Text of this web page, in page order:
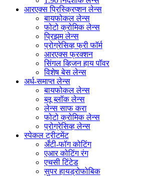
आरएक्स प्रिस्क्रिप्शन लेन्स
बायफोकल लेन्स
फोटो क्रोमिक लेन्स
प्रिझम लेन्स
प्रोग्रेसिव्ह फ्री फॉर्म
आरएक्स फ्रक्शन
सिंगल व्हिजन हाय पॉवर
विशेष बेस लेन्स
अर्ध-समाप्त लेन्स
बायफोकल लेन्स
ब्लू ब्लॉक लेन्स
लेन्स साफ करा
फोटो क्रोमिक लेन्स
प्रोग्रेसिव्ह लेन्स
स्पेकल ट्रीटमेंट
अँटी-फॉग कोटिंग
एआर कोटिंग रंग
एचसी टिंटेड
सुपर हायड्रोफोबिक